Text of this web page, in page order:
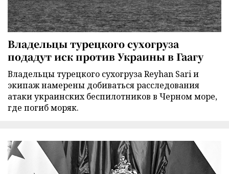
Владельцы турецкого сухогруза
подадут иск против Украины в Гаагу
Владельцы турецкого сухогруза Reyhan Sari и
экипаж намерены добиваться расследования
атаки украинских беспилотников в Черном море,
где погиб моряк.